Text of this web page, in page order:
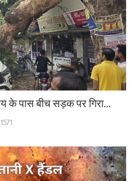
के पास बीच सड़क पर गिरा...
1571